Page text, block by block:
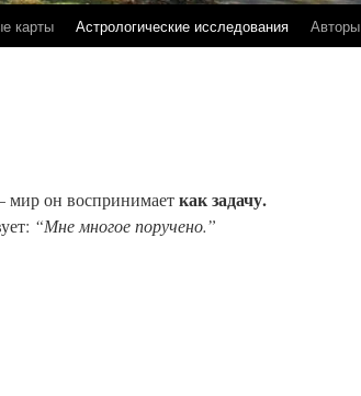
карты Астрологические исследования Авторы
мир он воспринимаеткак задачу.
“Мне многое поручено.”